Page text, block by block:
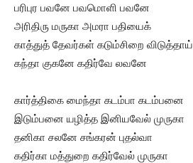
பரிபுர பவனே பவமொளி பவனே
அரிதிரு மருகா அமரா பதியைக்
காத்துத் தேவர்கள் கடும்சிறை விடுத்தாய்
கந்தா குகனே கதிர்வே லவனே
கார்த்திகை மைந்தா கடம்பா கடம்பனை
இடும்பனை யழித்த இனியவேல் முருகா
தனிகா சலனே சங்கரன் புதல்வா
கதிர்கா மத்துறை கதிர்வேல் முருகா